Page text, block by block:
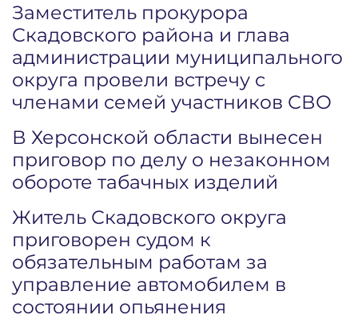
Заместитель прокурора
Скадовского района и глава
администрации муниципального
округа провели встречу с
членами семей участников СВО
В Херсонской области вынесен
приговор по делу о незаконном
обороте табачных изделий
Житель Скадовского округа
приговорен судом к
обязательным работам за
управление автомобилем в
состоянии опьянения